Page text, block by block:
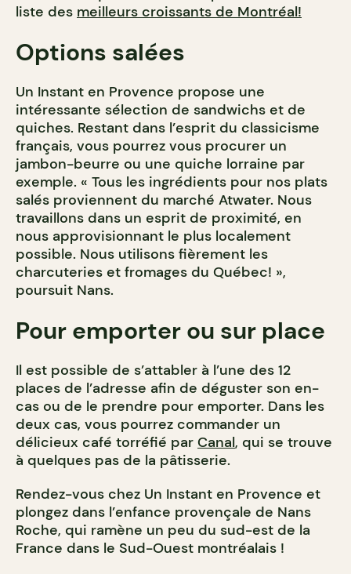
liste des meilleurs croissants de Montréal!
Options salées
Un Instant en Provence propose une
intéressante sélection de sandwichs et de
quiches. Restant dans l’esprit du classicisme
français, vous pourrez vous procurer un
jambon-beurre ou une quiche lorraine par
exemple. « Tous les ingrédients pour nos plats
salés proviennent du marché Atwater. Nous
travaillons dans un esprit de proximité, en
nous approvisionnant le plus localement
possible. Nous utilisons fièrement les
charcuteries et fromages du Québec! »,
poursuit Nans.
Pour emporter ou sur place
Il est possible de s’attabler à l’une des 12
places de l’adresse afin de déguster son en-
cas ou de le prendre pour emporter. Dans les
deux cas, vous pourrez commander un
délicieux café torréfié par Canal, qui se trouve
à quelques pas de la pâtisserie.
Rendez-vous chez Un Instant en Provence et
plongez dans l’enfance provençale de Nans
Roche, qui ramène un peu du sud-est de la
France dans le Sud-Ouest montréalais !